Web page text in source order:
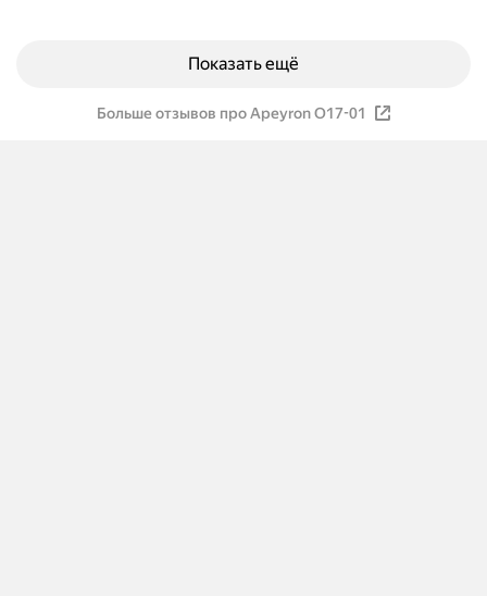
Показать ещё
Больше отзывов про Apeyron O17-01